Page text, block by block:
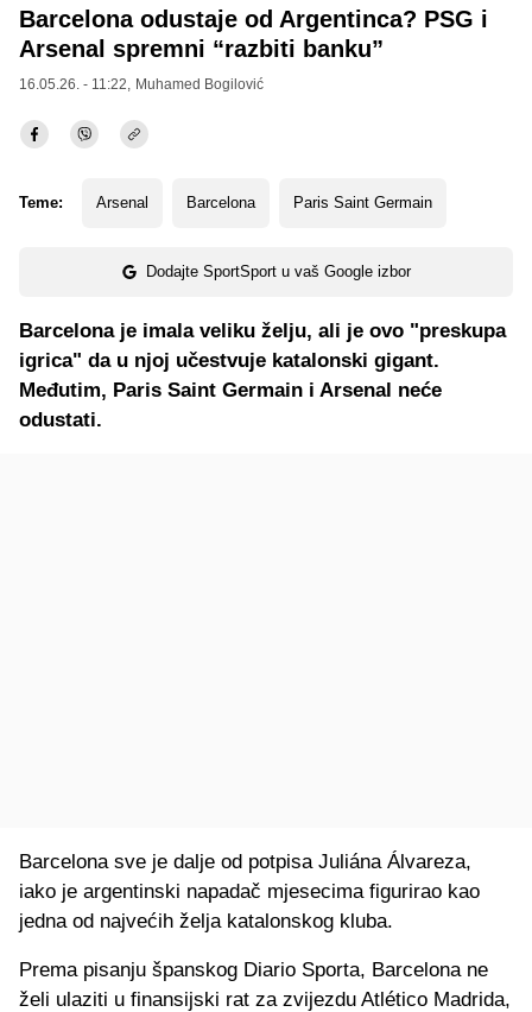
Barcelona odustaje od Argentinca? PSG i
Arsenal spremni “razbiti banku”
16.05.26. - 11:22, Muhamed Bogilović
Teme: Arsenal Barcelona Paris Saint Germain
Dodajte SportSport u vaš Google izbor
Barcelona je imala veliku želju, ali je ovo "preskupa
igrica" da u njoj učestvuje katalonski gigant.
Međutim, Paris Saint Germain i Arsenal neće
odustati.
Barcelona sve je dalje od potpisa Juliána Álvareza,
iako je argentinski napadač mjesecima figurirao kao
jedna od najvećih želja katalonskog kluba.
Prema pisanju španskog Diario Sporta, Barcelona ne
želi ulaziti u finansijski rat za zvijezdu Atlético Madrida,